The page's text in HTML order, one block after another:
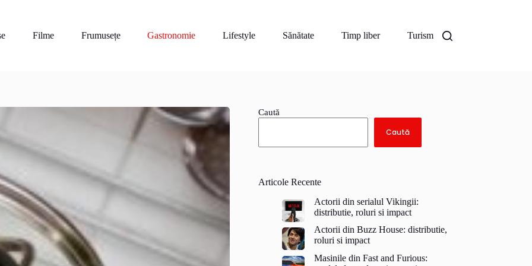
Filme Frumusețe Gastronomie Lifestyle Sănătate Timp liber Turism
Caută
Caută
Articole Recente
Actorii din serialul Vikingii:
distributie, roluri si impact
Actorii din Buzz House: distributie,
roluri si impact
Masinile din Fast and Furious: